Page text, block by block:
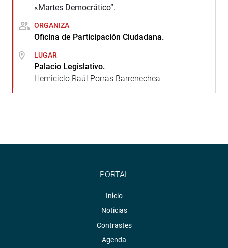
«Martes Democrático”.
ORGANIZA
Oficina de Participación Ciudadana.
LUGAR
Palacio Legislativo.
Hemiciclo Raúl Porras Barrenechea.
PORTAL
Inicio
Noticias
Contrastes
Agenda